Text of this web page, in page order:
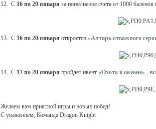
12. С 16 по 20 января за пополнение счета от 1000
13. С 16 по 20 января откроется «Алтарь отважного
14. С 17 по 20 января пройдет ивент «Охота в океане» -
Желаем вам приятной игры и новых побед!
С уважением, Команда Dragon Knight